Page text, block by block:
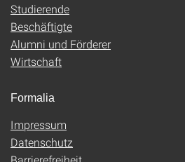
Studierende
Beschäftigte
Alumni und Förderer
Wirtschaft
Formalia
Impressum
Datenschutz